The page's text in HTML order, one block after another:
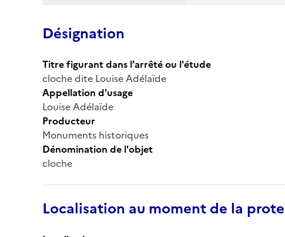
Désignation
Titre figurant dans l'arrêté ou l'étude
cloche dite Louise Adélaïde
Appellation d'usage
Louise Adélaïde
Producteur
Monuments historiques
Dénomination de l'objet
cloche
Localisation au moment de la